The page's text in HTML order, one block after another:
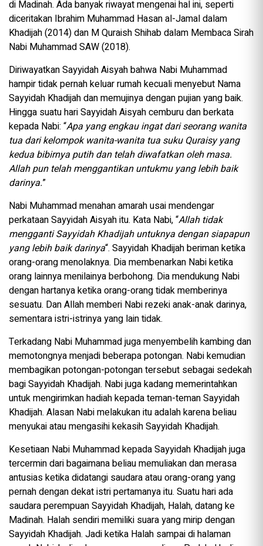
di Madinah. Ada banyak riwayat mengenai hal ini, seperti
diceritakan Ibrahim Muhammad Hasan al-Jamal dalam
Khadijah (2014) dan M Quraish Shihab dalam Membaca Sirah
Nabi Muhammad SAW (2018).
Diriwayatkan Sayyidah Aisyah bahwa Nabi Muhammad
hampir tidak pernah keluar rumah kecuali menyebut Nama
Sayyidah Khadijah dan memujinya dengan pujian yang baik.
Hingga suatu hari Sayyidah Aisyah cemburu dan berkata
kepada Nabi: “Apa yang engkau ingat dari seorang wanita
tua dari kelompok wanita-wanita tua suku Quraisy yang
kedua bibirnya putih dan telah diwafatkan oleh masa.
Allah pun telah menggantikan untukmu yang lebih baik
darinya.”
Nabi Muhammad menahan amarah usai mendengar
perkataan Sayyidah Aisyah itu. Kata Nabi, “Allah tidak
mengganti Sayyidah Khadijah untuknya dengan siapapun
yang lebih baik darinya“. Sayyidah Khadijah beriman ketika
orang-orang menolaknya. Dia membenarkan Nabi ketika
orang lainnya menilainya berbohong. Dia mendukung Nabi
dengan hartanya ketika orang-orang tidak memberinya
sesuatu. Dan Allah memberi Nabi rezeki anak-anak darinya,
sementara istri-istrinya yang lain tidak.
Terkadang Nabi Muhammad juga menyembelih kambing dan
memotongnya menjadi beberapa potongan. Nabi kemudian
membagikan potongan-potongan tersebut sebagai sedekah
bagi Sayyidah Khadijah. Nabi juga kadang memerintahkan
untuk mengirimkan hadiah kepada teman-teman Sayyidah
Khadijah. Alasan Nabi melakukan itu adalah karena beliau
menyukai atau mengasihi kekasih Sayyidah Khadijah.
Kesetiaan Nabi Muhammad kepada Sayyidah Khadijah juga
tercermin dari bagaimana beliau memuliakan dan merasa
antusias ketika didatangi saudara atau orang-orang yang
pernah dengan dekat istri pertamanya itu. Suatu hari ada
saudara perempuan Sayyidah Khadijah, Halah, datang ke
Madinah. Halah sendiri memiliki suara yang mirip dengan
Sayyidah Khadijah. Jadi ketika Halah sampai di halaman